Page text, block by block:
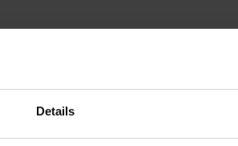
Details